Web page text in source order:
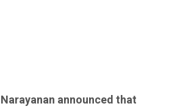
announced that